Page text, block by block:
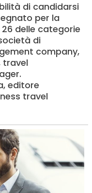
di candidarsi
per la
delle categorie
di
company,
travel
editore
travel